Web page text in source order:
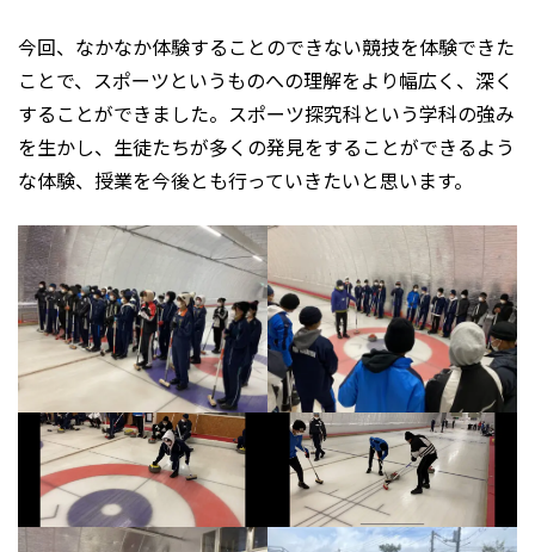
今回、なかなか体験することのできない競技を体験できた
ことで、スポーツというものへの理解をより幅広く、深く
することができました。スポーツ探究科という学科の強み
を生かし、生徒たちが多くの発見をすることができるよう
な体験、授業を今後とも行っていきたいと思います。